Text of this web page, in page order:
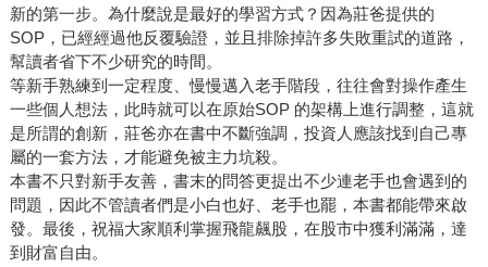
新的第一步。為什麼說是最好的學習方式？因為莊爸提供的
SOP，已經經過他反覆驗證，並且排除掉許多失敗重試的道路，
幫讀者省下不少研究的時間。
等新手熟練到一定程度、慢慢邁入老手階段，往往會對操作產生
一些個人想法，此時就可以在原始SOP 的架構上進行調整，這就
是所謂的創新，莊爸亦在書中不斷強調，投資人應該找到自己專
屬的一套方法，才能避免被主力坑殺。
本書不只對新手友善，書末的問答更提出不少連老手也會遇到的
問題，因此不管讀者們是小白也好、老手也罷，本書都能帶來啟
發。最後，祝福大家順利掌握飛龍飆股，在股市中獲利滿滿，達
到財富自由。